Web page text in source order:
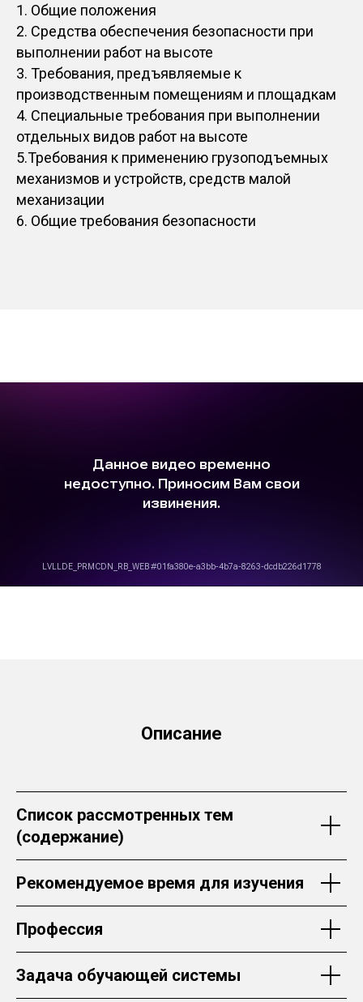
1. Общие положения
2. Средства обеспечения безопасности при
выполнении работ на высоте
3. Требования, предъявляемые к
производственным помещениям и площадкам
4. Специальные требования при выполнении
отдельных видов работ на высоте
5.Требования к применению грузоподъемных
механизмов и устройств, средств малой
механизации
6. Общие требования безопасности
Описание
Список рассмотренных тем
(содержание)
Рекомендуемое время для изучения
Профессия
Задача обучающей системы